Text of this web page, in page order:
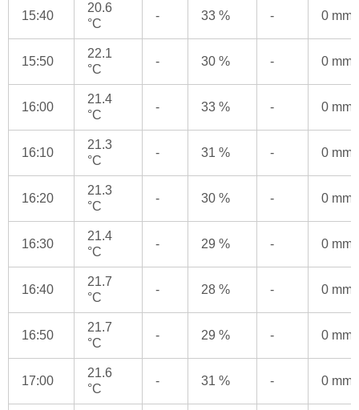
15:40
20.6
°C
- 33 % - 0 mm
15:50
22.1
°C
- 30 % - 0 mm
16:00
21.4
°C
- 33 % - 0 mm
16:10
21.3
°C
- 31 % - 0 mm
16:20
21.3
°C
- 30 % - 0 mm
16:30
21.4
°C
- 29 % - 0 mm
16:40
21.7
°C
- 28 % - 0 mm
16:50
21.7
°C
- 29 % - 0 mm
17:00
21.6
°C
- 31 % - 0 mm